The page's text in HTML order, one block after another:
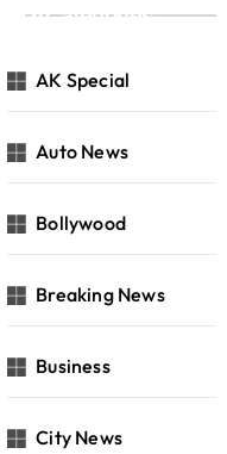
Categories
AK Special
Auto News
Bollywood
Breaking News
Business
City News